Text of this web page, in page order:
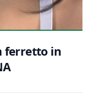
ferretto in